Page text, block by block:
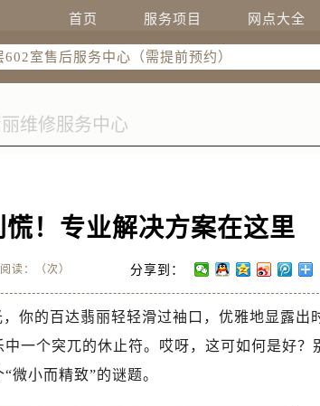
首页 服务项目 网点大全
D座11层1102室（需提前预约）
层1102室售后服务中心（需提前预约）
室售后服务中心（需提前预约）
！专业解决方案在这里
阅读：（次） 分享到：
你的百达翡丽轻轻滑过袖口，优雅地显露出
一个突兀的休止符。哎呀，这可如何是好？
微小而精致”的谜题。